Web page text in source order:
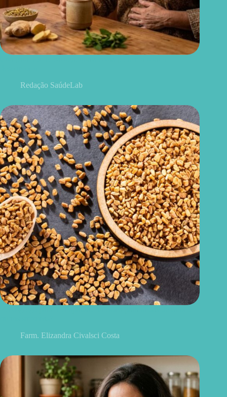
Redação SaúdeLab
Farm. Elizandra Civalsci Costa